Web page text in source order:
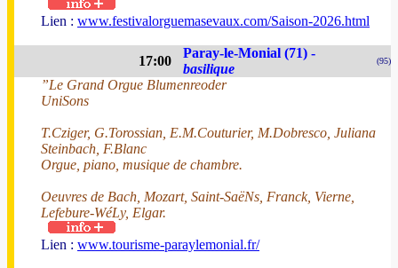
Lien : www.festivalorguemasevaux.com/Saison-2026.html
17:00
Paray-le-Monial (71) -
basilique
(95)
”Le Grand Orgue Blumenreoder
UniSons
T.Cziger, G.Torossian, E.M.Couturier, M.Dobresco, Juliana
Steinbach, F.Blanc
Orgue, piano, musique de chambre.
Oeuvres de Bach, Mozart, Saint-SaëNs, Franck, Vierne,
Lefebure-WéLy, Elgar.
Lien : www.tourisme-paraylemonial.fr/